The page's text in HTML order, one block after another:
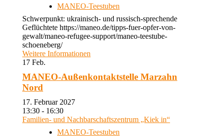
MANEO-Teestuben
Schwerpunkt: ukrainisch- und russisch-sprechende
Geflüchtete https://maneo.de/tipps-fuer-opfer-von-
gewalt/maneo-refugee-support/maneo-teestube-
schoeneberg/
Weitere Informationen
17 Feb.
MANEO-Außenkontaktstelle Marzahn
Nord
17. Februar 2027
13:30 - 16:30
Familien- und Nachbarschaftszentrum „Kiek in“
MANEO-Teestuben